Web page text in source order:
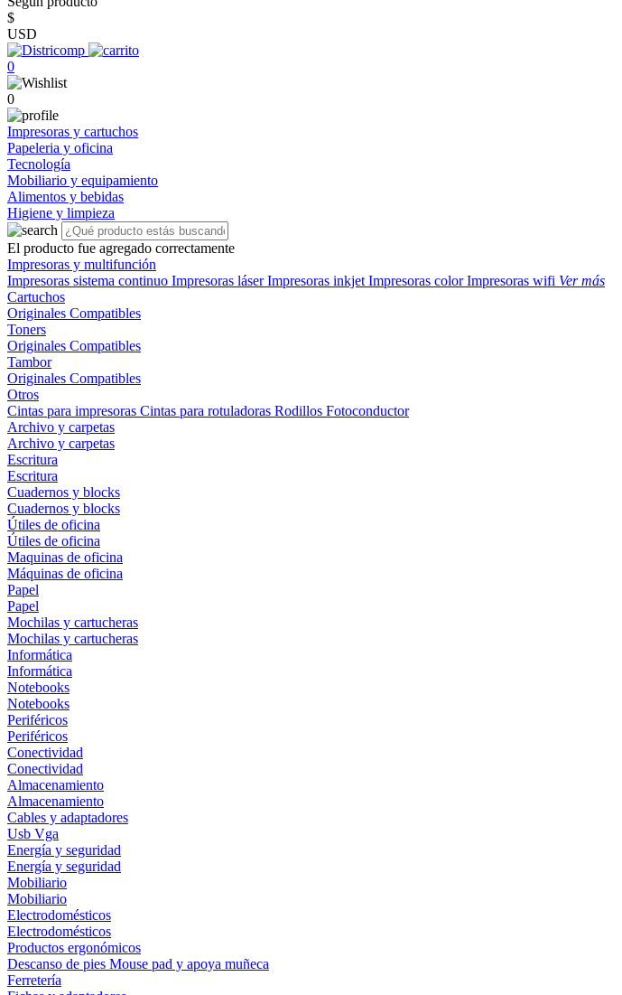
$
USD
0
0
Impresoras y cartuchos
Papeleria y oficina
Tecnología
Mobiliario y equipamiento
Alimentos y bebidas
Higiene y limpieza
El producto fue agregado correctamente
Impresoras y multifunción
Impresoras sistema continuo Impresoras láserImpresoras inkjet Impresoras colorImpresoras wifi Ver más
Cartuchos
Originales Compatibles
Toners
Originales Compatibles
Tambor
Originales Compatibles
Otros
Cintas para impresoras Cintas para rotuladoras Rodillos Fotoconductor
Archivo y carpetas
Archivo y carpetas
Escritura
Escritura
Cuadernos y blocks
Cuadernos y blocks
Útiles de oficina
Útiles de oficina
Maquinas de oficina
Máquinas de oficina
Papel
Papel
Mochilas y cartucheras
Mochilas y cartucheras
Informática
Informática
Notebooks
Notebooks
Periféricos
Periféricos
Conectividad
Conectividad
Almacenamiento
Almacenamiento
Cables y adaptadores
Usb Vga
Energía y seguridad
Energía y seguridad
Mobiliario
Mobiliario
Electrodomésticos
Electrodomésticos
Productos ergonómicos
Descanso de pies Mouse pad y apoya muñeca
Ferretería